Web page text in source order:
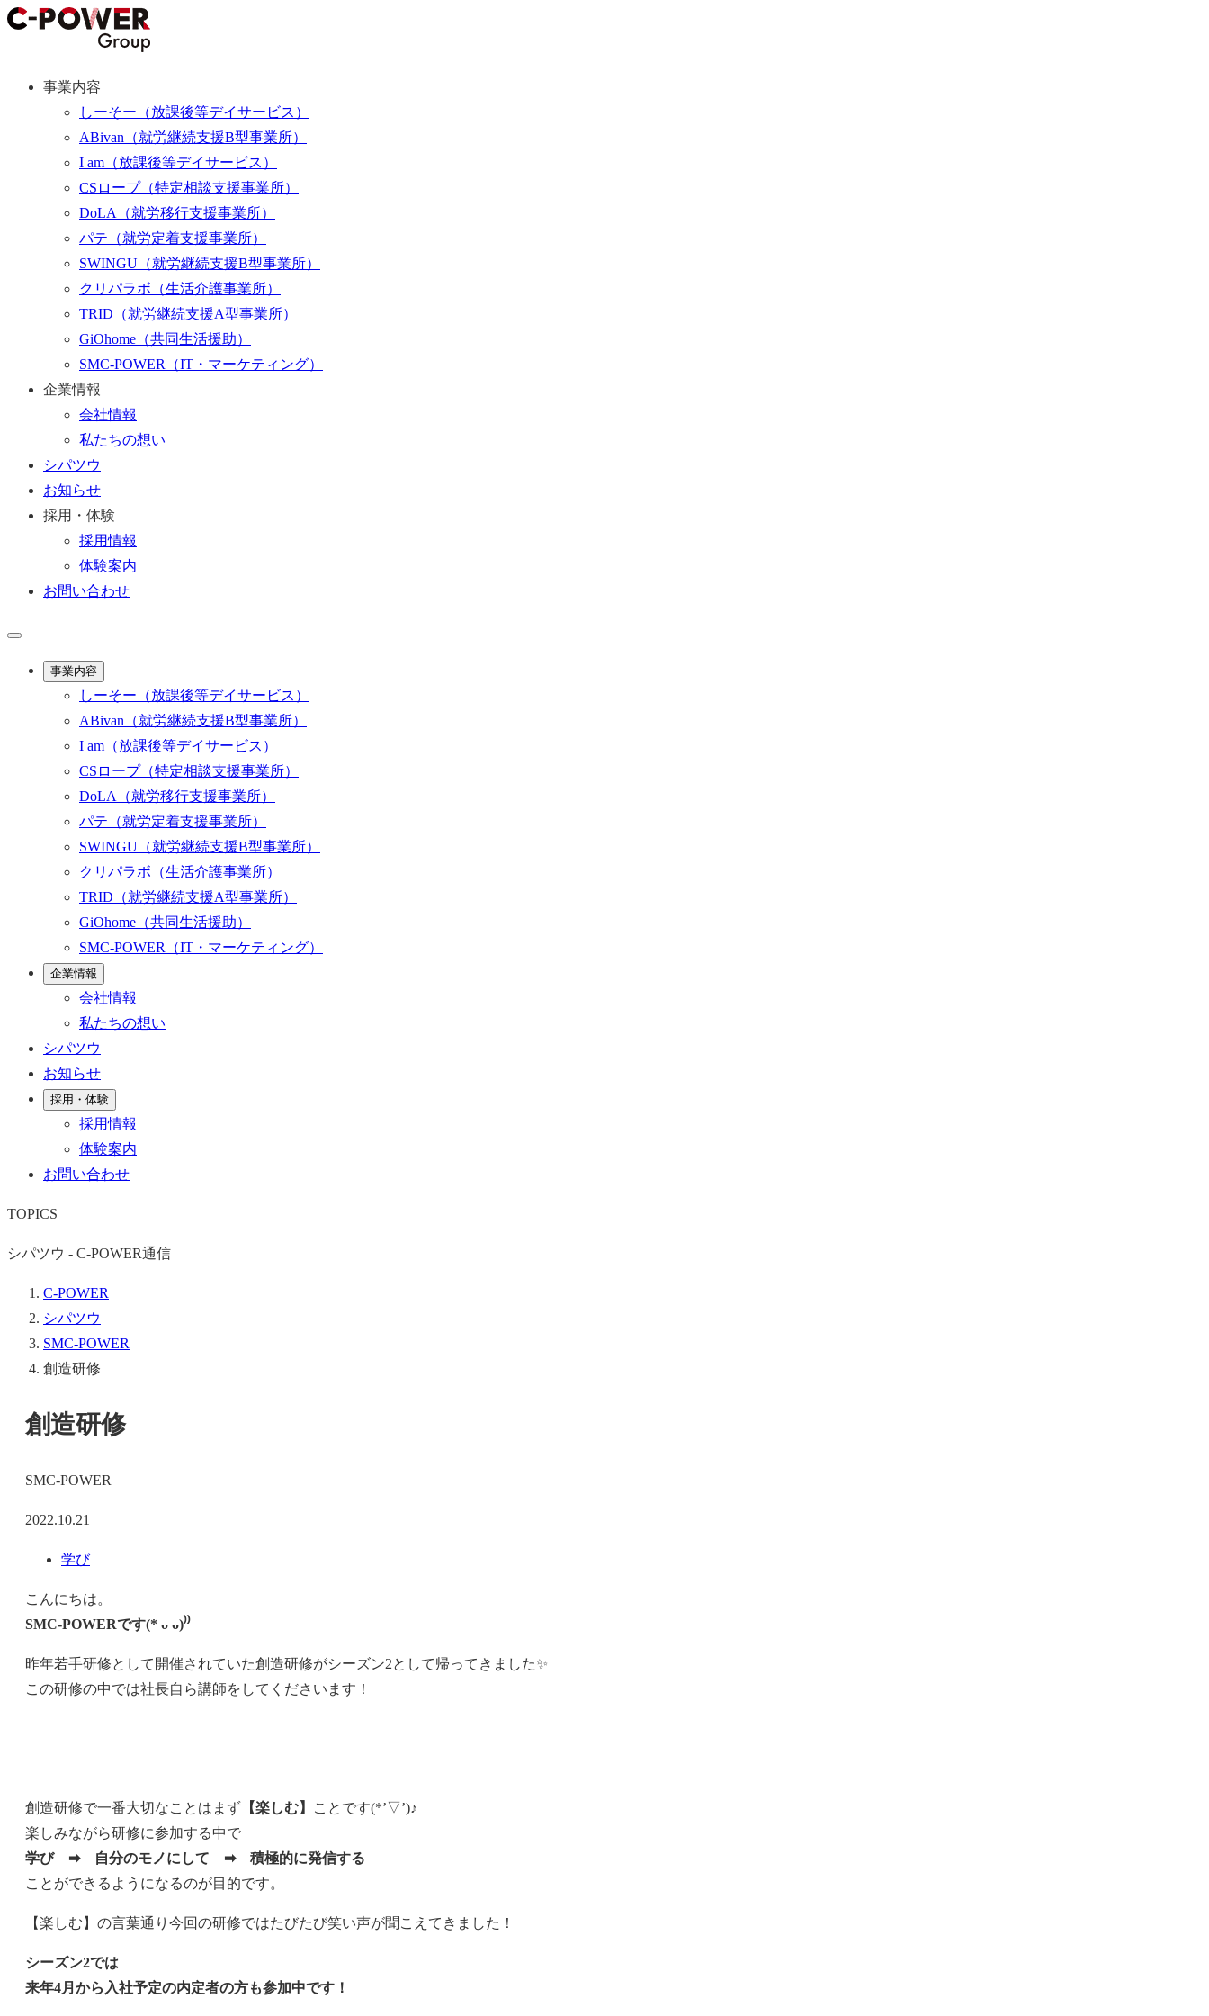
事業内容
しーそー （放課後等デイサービス）
ABivan （就労継続支援B型事業所）
I am （放課後等デイサービス）
CSロープ（特定相談支援事業所）
DoLA
（就労移行支援事業所）
パテ （就労定着支援事業所）
SWINGU （就労継続支援B型事業所）
クリパラボ （生活介護事業所）
TRID （就労継続支援A型事業所）
GiOhome （共同生活援助）
SMC-POWER
（IT・マーケティング）
企業情報
会社情報
私たちの想い
シパツウ
お知らせ
採用・体験
採用情報
体験案内
お問い合わせ
事業内容
しーそー （放課後等デイサービス）
ABivan （就労継続支援B型事業所）
I am （放課後等デイサービス）
CSロープ（特定相談支援事業所）
DoLA
（就労移行支援事業所）
パテ （就労定着支援事業所）
SWINGU （就労継続支援B型事業所）
クリパラボ （生活介護事業所）
TRID （就労継続支援A型事業所）
GiOhome （共同生活援助）
SMC-POWER
（IT・マーケティング）
企業情報
会社情報
私たちの想い
シパツウ
お知らせ
採用・体験
採用情報
体験案内
お問い合わせ
TOPICS
シパツウ - C-POWER通信
C-POWER
シパツウ
SMC-POWER
創造研修
創造研修
SMC-POWER
2022.10.21
学び
こんにちは。
SMC-POWERです(* ᴗ ᴗ)⁾⁾
昨年若手研修として開催されていた創造研修がシーズン2として帰ってきました✨
この研修の中では社長自ら講師をしてくださいます！
創造研修で一番大切なことはまず 【楽しむ】
ことです(*’▽’)♪
楽しみながら研修に参加する中で
学び ➡ 自分のモノにして ➡ 積極的に発信する
ことができるようになるのが目的です。
【楽しむ】の言葉通り今回の研修ではたびたび笑い声が聞こえてきました！
シーズン2では
来年4月から入社予定の内定者の方も参加中です！